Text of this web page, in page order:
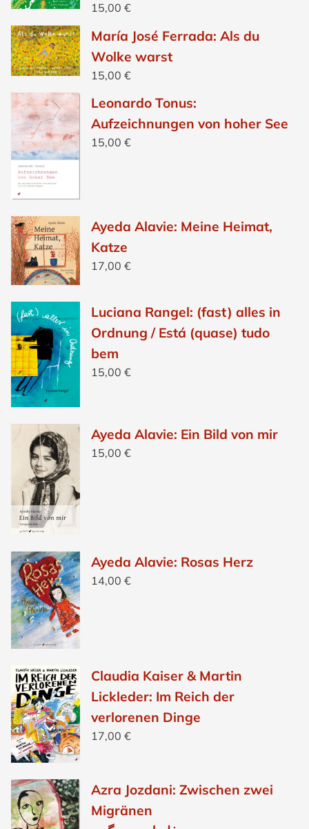
15,00 €
María José Ferrada: Als du
Wolke warst
15,00 €
Leonardo Tonus:
Aufzeichnungen von hoher See
15,00 €
Ayeda Alavie: Meine Heimat,
Katze
17,00 €
Luciana Rangel: (fast) alles in
Ordnung / Está (quase) tudo
bem
15,00 €
Ayeda Alavie: Ein Bild von mir
15,00 €
Ayeda Alavie: Rosas Herz
14,00 €
Claudia Kaiser & Martin
Lickleder: Im Reich der
verlorenen Dinge
17,00 €
Azra Jozdani: Zwischen zwei
Migränen